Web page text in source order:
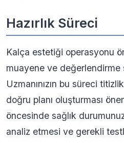
Hazırlık Süreci
Kalça estetiği operasyonu
muayene ve değerlendirme
Uzmanınızın bu süreci
doğru planı oluşturması
öncesinde sağlık
analiz etmesi ve gerekli